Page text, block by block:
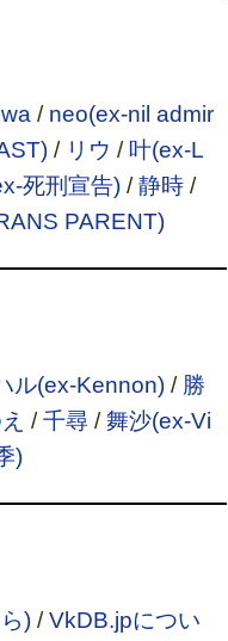
/ neo(ex-nil admir
/ リウ / 叶(ex-L
死刑宣告)/静時/
PARENT)
ル(ex-Kennon)/ 勝
/千尋/ 舞沙(ex-Vi
)
)/VkDB.jpについ